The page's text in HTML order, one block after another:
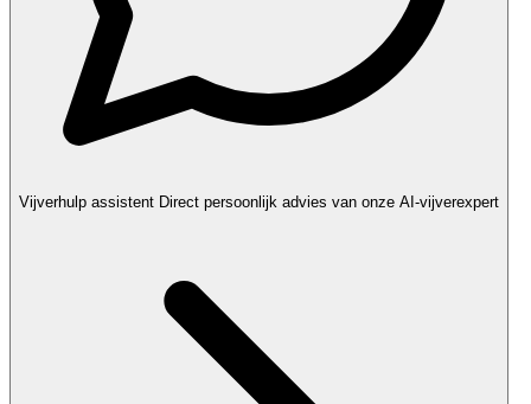
Vijverhulp assistent Direct persoonlijk advies van onze AI-vijverexpert